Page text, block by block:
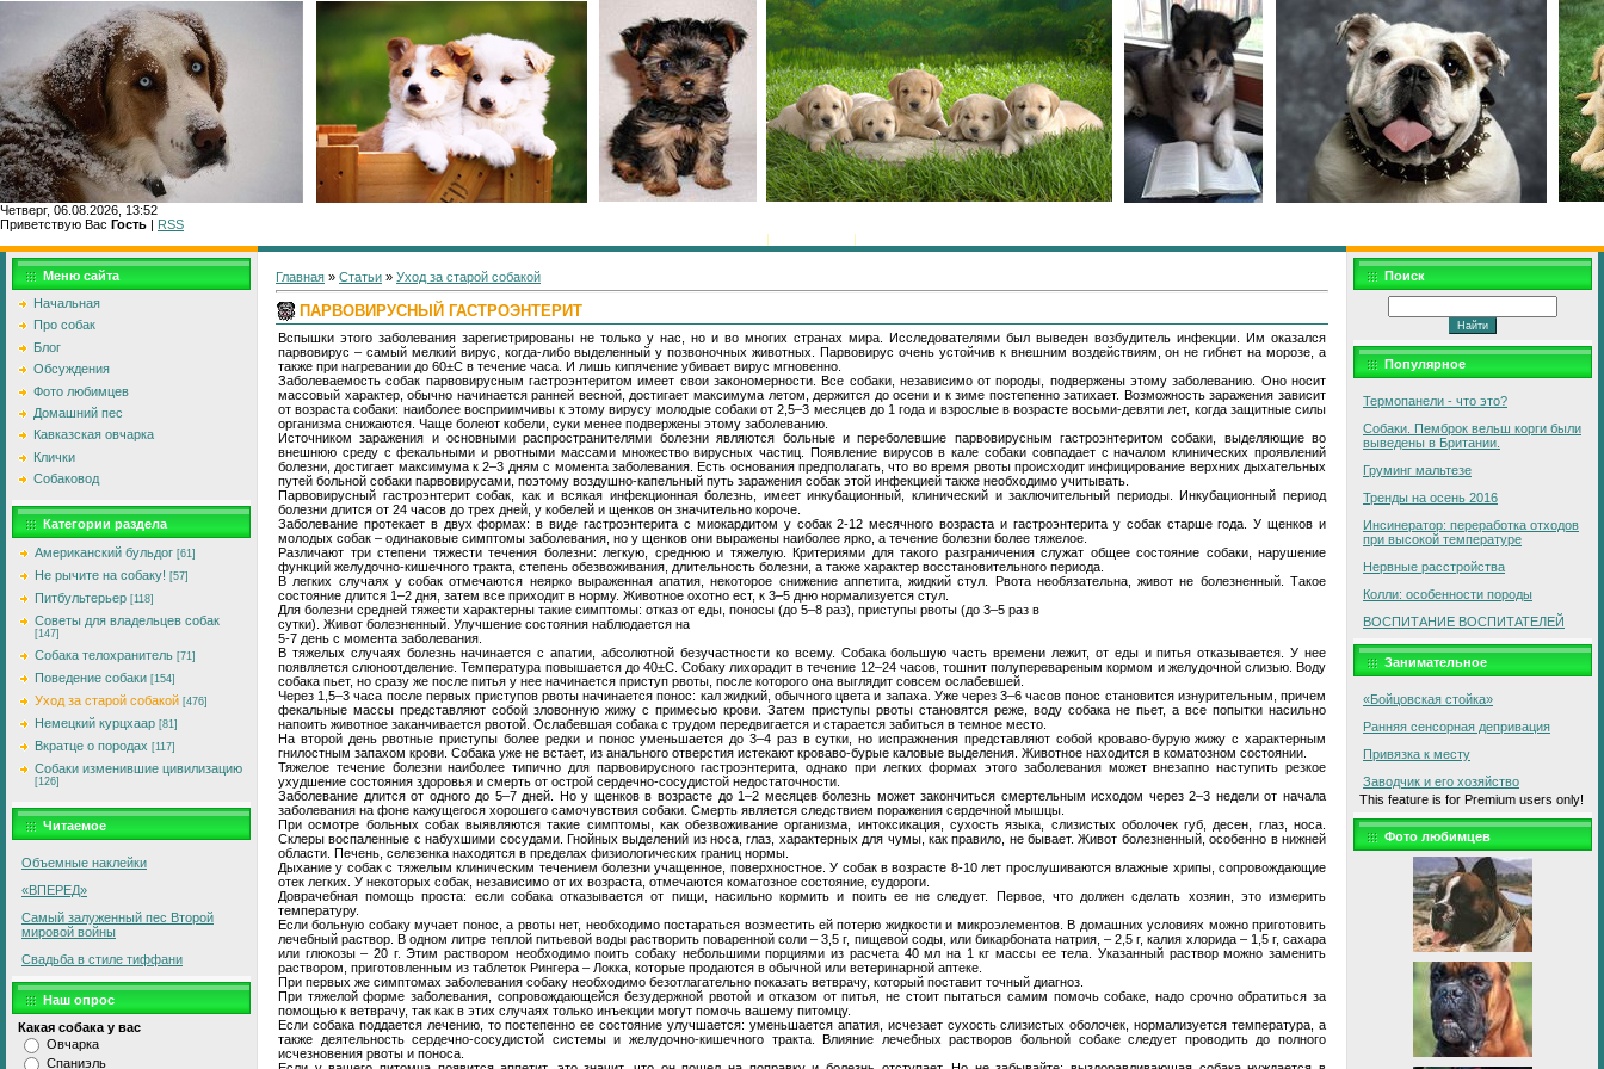
Четверг, 06.08.2026, 13:52
Приветствую Вас Гость | RSS
| |
Меню сайта
Начальная
Про собак
Блог
Обсуждения
Фото любимцев
Домашний пес
Кавказская овчарка
Клички
Собаковод
Категории раздела
Американский бульдог [61]
Не рычите на собаку! [57]
Питбультерьер [118]
Советы для владельцев собак
[147]
Собака телохранитель [71]
Поведение собаки [154]
Уход за старой собакой [476]
Немецкий курцхаар [81]
Вкратце о породах [117]
Собаки изменившие цивилизацию
[126]
Читаемое
Объемные наклейки
«ВПЕРЕД»
Самый залуженный пес Второй
мировой войны
Свадьба в стиле тиффани
Наш опрос
Какая собака у вас
Овчарка
Спаниэль
Главная » Статьи » Уход за старой собакой
ПАРВОВИРУСНЫЙ ГАСТРОЭНТЕРИТ
Вспышки этого заболевания зарегистрированы не только у нас, но и во многих странах мира. Исследователями был выведен возбудитель инфекции. Им оказался
парвовирус – самый мелкий вирус, когда-либо выделенный у позвоночных животных. Парвовирус очень устойчив к внешним воздействиям, он не гибнет на морозе, а
также при нагревании до 60±С в течение часа. И лишь кипячение убивает вирус мгновенно.
Заболеваемость собак парвовирусным гастроэнтеритом имеет свои закономерности. Все собаки, независимо от породы, подвержены этому заболеванию. Оно носит
массовый характер, обычно начинается ранней весной, достигает максимума летом, держится до осени и к зиме постепенно затихает. Возможность заражения зависит
от возраста собаки: наиболее восприимчивы к этому вирусу молодые собаки от 2,5–3 месяцев до 1 года и взрослые в возрасте восьми-девяти лет, когда защитные силы
организма снижаются. Чаще болеют кобели, суки менее подвержены этому заболеванию.
Источником заражения и основными распространителями болезни являются больные и переболевшие парвовирусным гастроэнтеритом собаки, выделяющие во
внешнюю среду с фекальными и рвотными массами множество вирусных частиц. Появление вирусов в кале собаки совпадает с началом клинических проявлений
болезни, достигает максимума к 2–3 дням с момента заболевания. Есть основания предполагать, что во время рвоты происходит инфицирование верхних дыхательных
путей больной собаки парвовирусами, поэтому воздушно-капельный путь заражения собак этой инфекцией также необходимо учитывать.
Парвовирусный гастроэнтерит собак, как и всякая инфекционная болезнь, имеет инкубационный, клинический и заключительный периоды. Инкубационный период
болезни длится от 24 часов до трех дней, у кобелей и щенков он значительно короче.
Заболевание протекает в двух формах: в виде гастроэнтерита с миокардитом у собак 2-12 месячного возраста и гастроэнтерита у собак старше года. У щенков и
молодых собак – одинаковые симптомы заболевания, но у щенков они выражены наиболее ярко, а течение болезни более тяжелое.
Различают три степени тяжести течения болезни: легкую, среднюю и тяжелую. Критериями для такого разграничения служат общее состояние собаки, нарушение
функций желудочно-кишечного тракта, степень обезвоживания, длительность болезни, а также характер восстановительного периода.
В легких случаях у собак отмечаются неярко выраженная апатия, некоторое снижение аппетита, жидкий стул. Рвота необязательна, живот не болезненный. Такое
состояние длится 1–2 дня, затем все приходит в норму. Животное охотно ест, к 3–5 дню нормализуется стул.
Для болезни средней тяжести характерны такие симптомы: отказ от еды, поносы (до 5–8 раз), приступы рвоты (до 3–5 раз в
сутки). Живот болезненный. Улучшение состояния наблюдается на
5-7 день с момента заболевания.
В тяжелых случаях болезнь начинается с апатии, абсолютной безучастности ко всему. Собака большую часть времени лежит, от еды и питья отказывается. У нее
появляется слюноотделение. Температура повышается до 40±С. Собаку лихорадит в течение 12–24 часов, тошнит полуперевареным кормом и желудочной слизью. Воду
собака пьет, но сразу же после питья у нее начинается приступ рвоты, после которого она выглядит совсем ослабевшей.
Через 1,5–3 часа после первых приступов рвоты начинается понос: кал жидкий, обычного цвета и запаха. Уже через 3–6 часов понос становится изнурительным, причем
фекальные массы представляют собой зловонную жижу с примесью крови. Затем приступы рвоты становятся реже, воду собака не пьет, а все попытки насильно
напоить животное заканчивается рвотой. Ослабевшая собака с трудом передвигается и старается забиться в темное место.
На второй день рвотные приступы более редки и понос уменьшается до 3–4 раз в сутки, но испражнения представляют собой кроваво-бурую жижу с характерным
гнилостным запахом крови. Собака уже не встает, из анального отверстия истекают кроваво-бурые каловые выделения. Животное находится в коматозном состоянии.
Тяжелое течение болезни наиболее типично для парвовирусного гастроэнтерита, однако при легких формах этого заболевания может внезапно наступить резкое
ухудшение состояния здоровья и смерть от острой сердечно-сосудистой недостаточности.
Заболевание длится от одного до 5–7 дней. Но у щенков в возрасте до 1–2 месяцев болезнь может закончиться смертельным исходом через 2–3 недели от начала
заболевания на фоне кажущегося хорошего самочувствия собаки. Смерть является следствием поражения сердечной мышцы.
При осмотре больных собак выявляются такие симптомы, как обезвоживание организма, интоксикация, сухость языка, слизистых оболочек губ, десен, глаз, носа.
Склеры воспаленные с набухшими сосудами. Гнойных выделений из носа, глаз, характерных для чумы, как правило, не бывает. Живот болезненный, особенно в нижней
области. Печень, селезенка находятся в пределах физиологических границ нормы.
Дыхание у собак с тяжелым клиническим течением болезни учащенное, поверхностное. У собак в возрасте 8-10 лет прослушиваются влажные хрипы, сопровождающие
отек легких. У некоторых собак, независимо от их возраста, отмечаются коматозное состояние, судороги.
Доврачебная помощь проста: если собака отказывается от пищи, насильно кормить и поить ее не следует. Первое, что должен сделать хозяин, это измерить
температуру.
Если больную собаку мучает понос, а рвоты нет, необходимо постараться возместить ей потерю жидкости и микроэлементов. В домашних условиях можно приготовить
лечебный раствор. В одном литре теплой питьевой воды растворить поваренной соли – 3,5 г, пищевой соды, или бикарбоната натрия, – 2,5 г, калия хлорида – 1,5 г, сахара
или глюкозы – 20 г. Этим раствором необходимо поить собаку небольшими порциями из расчета 40 мл на 1 кг массы ее тела. Указанный раствор можно заменить
раствором, приготовленным из таблеток Рингера – Локка, которые продаются в обычной или ветеринарной аптеке.
При первых же симптомах заболевания собаку необходимо безотлагательно показать ветврачу, который поставит точный диагноз.
При тяжелой форме заболевания, сопровождающейся безудержной рвотой и отказом от питья, не стоит пытаться самим помочь собаке, надо срочно обратиться за
помощью к ветврачу, так как в этих случаях только инъекции могут помочь вашему питомцу.
Если собака поддается лечению, то постепенно ее состояние улучшается: уменьшается апатия, исчезает сухость слизистых оболочек, нормализуется температура, а
также деятельность сердечно-сосудистой системы и желудочно-кишечного тракта. Влияние лечебных растворов больной собаке следует проводить до полного
исчезновения рвоты и поноса.
Поиск
Популярное
Термопанели - что это?
Собаки. Пемброк вельш корги были
выведены в Британии.
Груминг мальтезе
Тренды на осень 2016
Инсинератор: переработка отходов
при высокой температуре
Нервные расстройства
Колли: особенности породы
ВОСПИТАНИЕ ВОСПИТАТЕЛЕЙ
Занимательное
«Бойцовская стойка»
Ранняя сенсорная депривация
Привязка к месту
Заводчик и его хозяйство
This feature is for Premium users only!
Фото любимцев